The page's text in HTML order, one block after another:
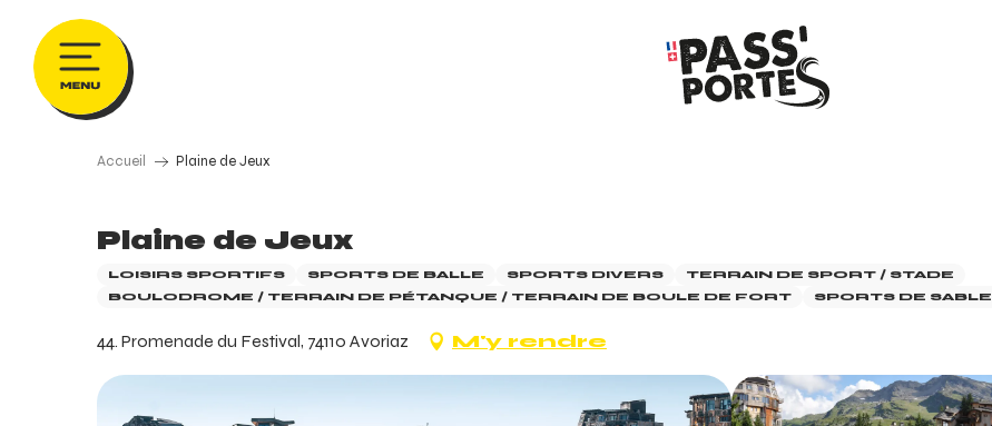
contenu
principal
Accueil Plaine de Jeux
Plaine de Jeux
LOISIRS SPORTIFS SPORTS DE BALLE SPORTS DIVERS
TERRAIN DE SPORT / STADE
BOULODROME / TERRAIN DE PÉTANQUE / TERRAIN DE BOULE DE FORT
SPORTS DE SABLE
44. Promenade du Festival, 74110 Avoriaz M'y rendre